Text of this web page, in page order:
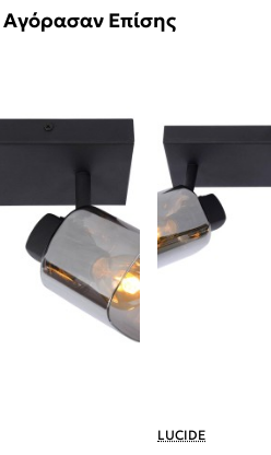
Αγόρασαν Επίσης
LUCIDE